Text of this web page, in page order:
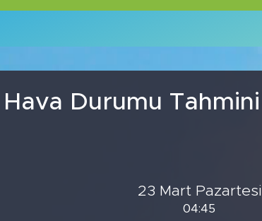
BİST100
Hava Durumu Tahmini
23 Mart Pazartesi
04:45